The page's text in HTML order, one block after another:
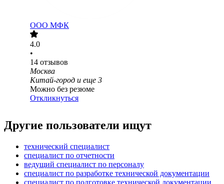
ООО МФК
4.0
•
14 отзывов
Москва
Китай-город и еще 3
Можно без резюме
Откликнуться
Другие пользователи ищут
технический специалист
специалист по отчетности
ведущий специалист по персоналу
специалист по разработке технической документации